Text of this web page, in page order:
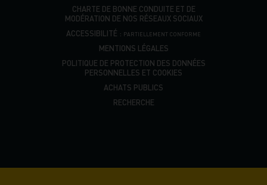
CHARTE DE BONNE CONDUITE ET DE
MODÉRATION DE NOS RÉSEAUX SOCIAUX
ACCESSIBILITÉ : PARTIELLEMENT CONFORME
MENTIONS LÉGALES
POLITIQUE DE PROTECTION DES DONNÉES
PERSONNELLES ET COOKIES
ACHATS PUBLICS
RECHERCHE